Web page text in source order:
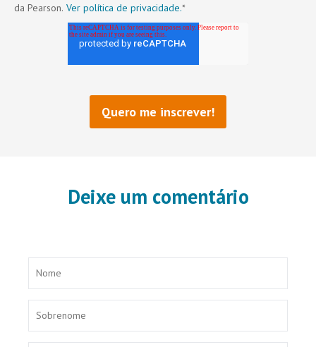
da Pearson. Ver política de privacidade.*
Deixe um comentário